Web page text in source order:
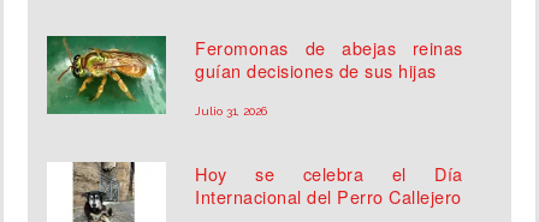
Feromonas de abejas reinas
guían decisiones de sus hijas
Julio 31, 2026
Hoy se celebra el Día
Internacional del Perro Callejero